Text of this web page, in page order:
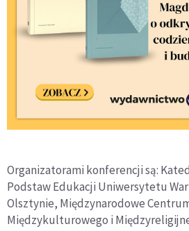
Organizatorami konferencji są:
Podstaw Edukacji Uniwersytetu
Olsztynie, Międzynarodowe
Międzykulturowego i